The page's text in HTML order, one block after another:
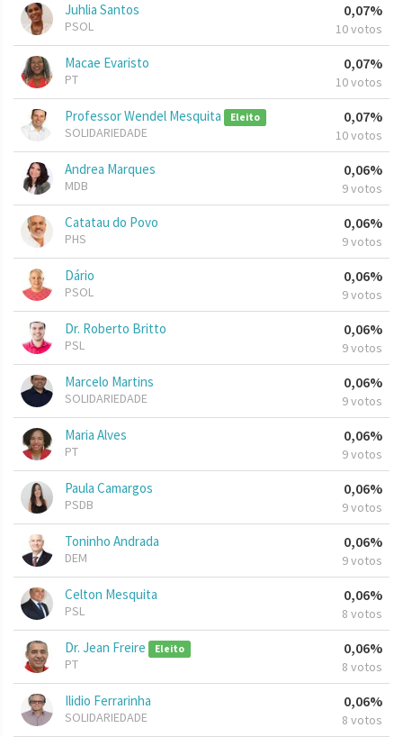
Juhlia Santos
PSOL
0,07%
10 votos
Macae Evaristo
PT
0,07%
10 votos
Professor Wendel Mesquita Eleito
SOLIDARIEDADE
0,07%
10 votos
Andrea Marques
MDB
0,06%
9 votos
Catatau do Povo
PHS
0,06%
9 votos
Dário
PSOL
0,06%
9 votos
Dr. Roberto Britto
PSL
0,06%
9 votos
Marcelo Martins
SOLIDARIEDADE
0,06%
9 votos
Maria Alves
PT
0,06%
9 votos
Paula Camargos
PSDB
0,06%
9 votos
Toninho Andrada
DEM
0,06%
9 votos
Celton Mesquita
PSL
0,06%
8 votos
Dr. Jean Freire Eleito
PT
0,06%
8 votos
Ilidio Ferrarinha
SOLIDARIEDADE
0,06%
8 votos